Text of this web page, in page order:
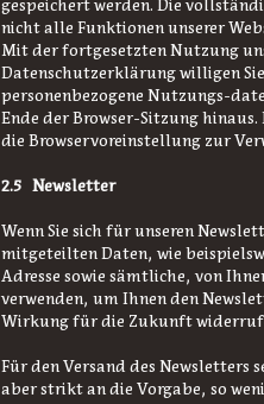
gespeichert werden. Die
nicht alle Funktionen unserer
Mit der fortgesetzten Nutzung
Datenschutzerklärung willigen
personenbezogene Nutzungs-
Ende der Browser-Sitzung
die Browservoreinstellung zur
2.5 Newsletter
Wenn Sie sich für unseren
mitgeteilten Daten, wie
Adresse sowie sämtliche, von
verwenden, um Ihnen den
Wirkung für die Zukunft
Für den Versand des
aber strikt an die Vorgabe, so